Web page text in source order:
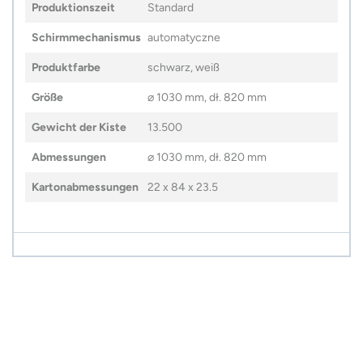
Produktionszeit Standard
Schirmmechanismus automatyczne
Produktfarbe schwarz, weiß
Größe ⌀ 1030 mm, dł. 820 mm
Gewicht der Kiste 13.500
Abmessungen ⌀ 1030 mm, dł. 820 mm
Kartonabmessungen 22 x 84 x 23.5